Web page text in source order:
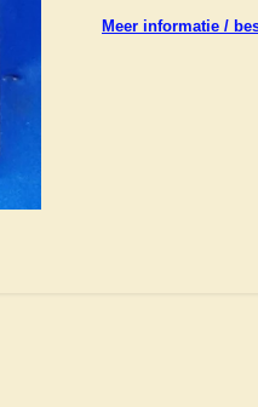
Meer informatie /